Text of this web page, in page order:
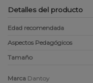
Detalles del producto
Edad recomendada
Aspectos Pedagógicos
Tamaño
Marca Dantoy